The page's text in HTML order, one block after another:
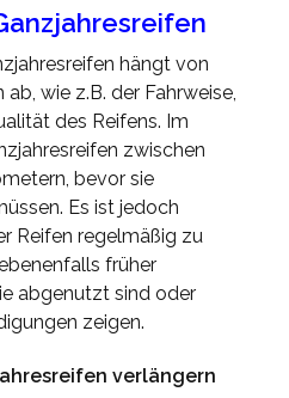
hängt von
wie z.B. der Fahrweise,
des Reifens. Im
zwischen
bevor sie
Es ist jedoch
Reifen regelmäßig zu
früher
abgenutzt sind oder
zeigen.
verlängern